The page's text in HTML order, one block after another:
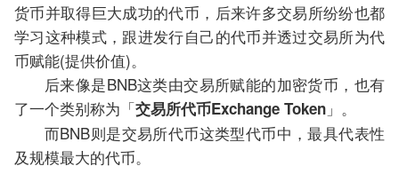
货币并取得巨大成功的代币，后来许多交易所纷纷也都
学习这种模式，跟进发行自己的代币并透过交易所为代
币赋能(提供价值)。
后来像是BNB这类由交易所赋能的加密货币，也有
了一个类别称为「交易所代币Exchange Token 」。
而BNB则是交易所代币这类型代币中，最具代表性
及规模最大的代币。